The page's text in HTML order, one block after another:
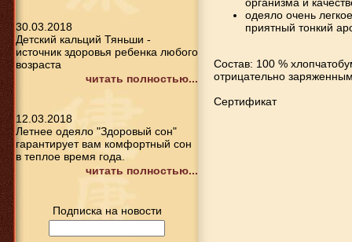
30.03.2018
Детский кальций Тяньши -
источник здоровья ребенка любого
возраста
читать полностью...
12.03.2018
Летнее одеяло "Здоровый сон"
гарантирует вам комфортный сон
в теплое время года.
читать полностью...
Подписка на новости
одеяло очень
приятный тонкий
Состав: 100 %
отрицательно
Сертификат